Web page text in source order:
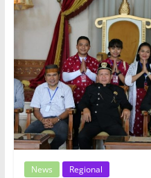
News Regional